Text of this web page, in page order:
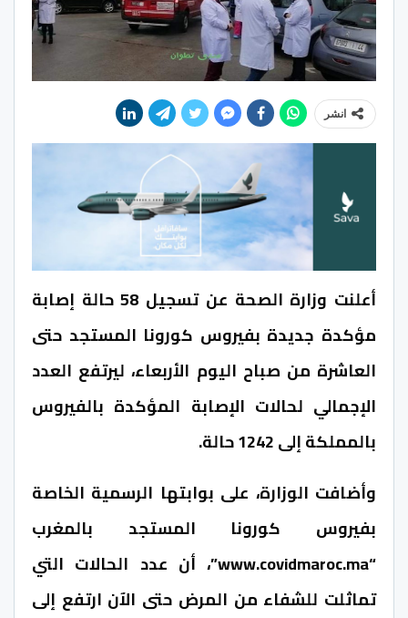
انشر
أعلنت وزارة الصحة عن تسجيل 58 حالة إصابة
مؤكدة جديدة بفيروس كورونا المستجد حتى
العاشرة من صباح اليوم الأربعاء، ليرتفع العدد
الإجمالي لحالات الإصابة المؤكدة بالفيروس
بالمملكة إلى 1242 حالة.
وأضافت الوزارة، على بوابتها الرسمية الخاصة
بفيروس كورونا المستجد بالمغرب
“www.covidmaroc.ma”، أن عدد الحالات التي
تماثلت للشفاء من المرض حتى الآن ارتفع إلى